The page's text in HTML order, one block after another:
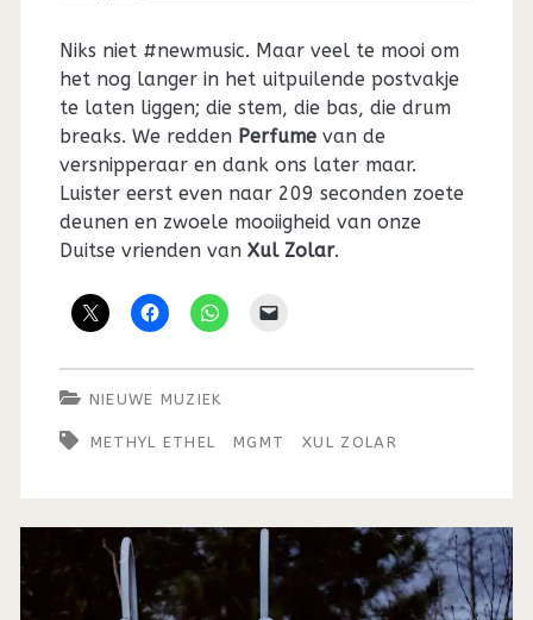
Niks niet #newmusic. Maar veel te mooi om
het nog langer in het uitpuilende postvakje
te laten liggen; die stem, die bas, die drum
breaks. We redden Perfumevan de
versnipperaar en dank ons later maar.
Luister eerst even naar 209 seconden zoete
deunen en zwoele mooiigheid van onze
Duitse vrienden van Xul Zolar.
NIEUWE MUZIEK
METHYL ETHEL MGMT XUL ZOLAR